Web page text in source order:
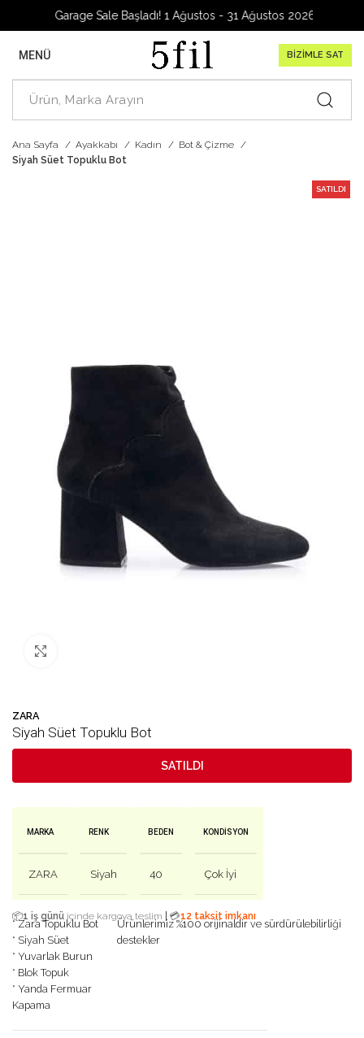
Garage Sale Başladı! 1 Ağustos - 31 Ağustos 2026
MENÜ BİZİMLE SAT
Ana Sayfa Ayakkabı Kadın
Bot & Çizme
Siyah Süet Topuklu Bot
SATILDI
ZARA
Siyah Süet Topuklu Bot
SATILDI
MARKA
ZARA
RENK
Siyah
BEDEN
40
KONDISYON
Çok İyi
📦1 iş günü içinde kargoya teslim 💳12 taksit imkanı
* Zara Topuklu Bot
* Siyah Süet
* Yuvarlak Burun
* Blok Topuk
* Yanda Fermuar
Kapama
Ürünlerimiz %100 orijinaldir ve sürdürülebilirliği
destekler